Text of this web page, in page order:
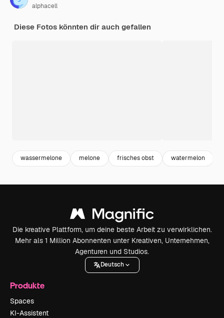
alphacell
Diese Fotos könnten dir auch gefallen
wassermelone melone frisches obst watermelon
Die kreative Plattform, um deine beste Arbeit zu verwirklichen.
Mehr als 1 Million Abonnenten unter Kreativen, Unternehmen,
Agenturen und Studios.
Deutsch
Produkte
Spaces
KI-Assistent